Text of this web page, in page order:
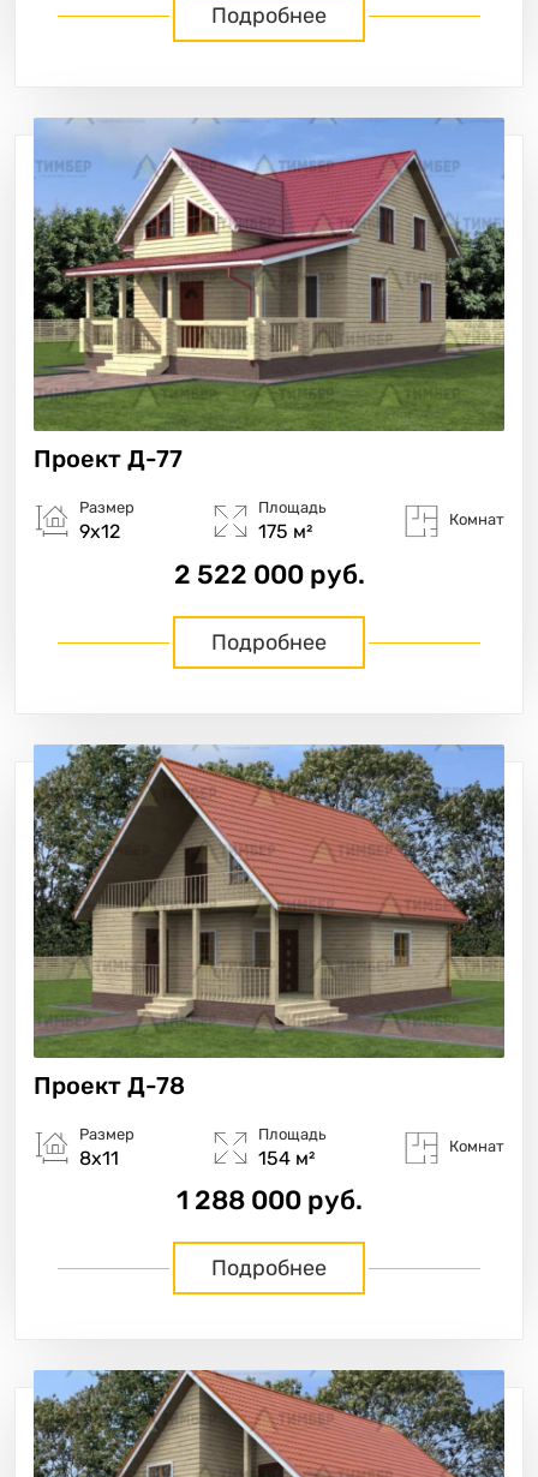
Подробнее
Проект Д-77
Размер
9х12
Площадь
175 м²
Комнат
2 522 000 руб.
Подробнее
Проект Д-78
Размер
8х11
Площадь
154 м²
Комнат
1 288 000 руб.
Подробнее